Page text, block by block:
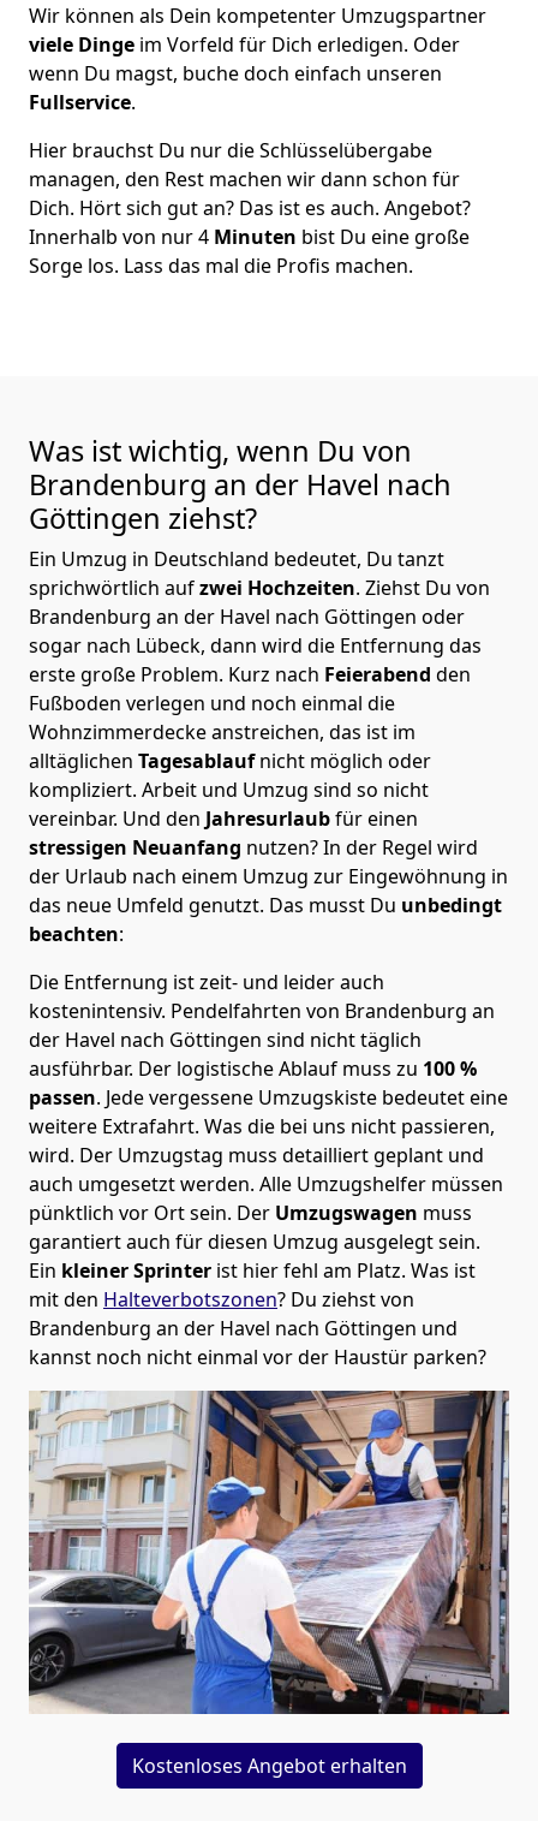
Wir können als Dein kompetenter Umzugspartner
viele Dinge im Vorfeld für Dich erledigen. Oder
wenn Du magst, buche doch einfach unseren
Fullservice.
Hier brauchst Du nur die Schlüsselübergabe
managen, den Rest machen wir dann schon für
Dich. Hört sich gut an? Das ist es auch. Angebot?
Innerhalb von nur 4 Minuten bist Du eine große
Sorge los. Lass das mal die Profis machen.
Was ist wichtig, wenn Du von
Brandenburg an der Havel nach
Göttingen ziehst?
Ein Umzug in Deutschland bedeutet, Du tanzt
sprichwörtlich aufzwei Hochzeiten. Ziehst Du von
Brandenburg an der Havel nach Göttingen oder
sogar nach Lübeck, dann wird die Entfernung das
erste große Problem. Kurz nach Feierabend den
Fußboden verlegen und noch einmal die
Wohnzimmerdecke anstreichen, das ist im
alltäglichen Tagesablaufnicht möglich oder
kompliziert. Arbeit und Umzug sind so nicht
vereinbar. Und den Jahresurlaubfür einen
stressigen Neuanfang nutzen? In der Regel wird
der Urlaub nach einem Umzug zur Eingewöhnung in
das neue Umfeld genutzt. Das musst Du unbedingt
beachten:
Die Entfernung ist zeit- und leider auch
kostenintensiv. Pendelfahrten von Brandenburg an
der Havel nach Göttingen sind nicht täglich
ausführbar. Der logistische Ablauf muss zu 100 %
passen. Jede vergessene Umzugskiste bedeutet eine
weitere Extrafahrt. Was die bei uns nicht passieren,
wird. Der Umzugstag muss detailliert geplant und
auch umgesetzt werden. Alle Umzugshelfer müssen
pünktlich vor Ort sein. Der Umzugswagen muss
garantiert auch für diesen Umzug ausgelegt sein.
Ein kleiner Sprinter ist hier fehl am Platz. Was ist
mit den Halteverbotszonen? Du ziehst von
Brandenburg an der Havel nach Göttingen und
kannst noch nicht einmal vor der Haustür parken?
Kostenloses Angebot erhalten